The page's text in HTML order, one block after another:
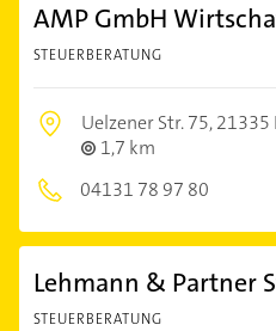
AMP GmbH
STEUERBERATUNG
Uelzener Str. 75,21335
1,7 km
04131 78 97 80
Lehmann & Partner
STEUERBERATUNG